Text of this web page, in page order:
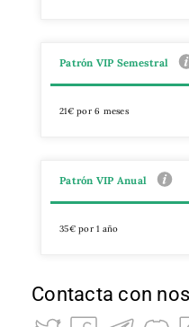
Patrón VIP Semestral
21€ por 6 meses
Patrón VIP Anual
35€ por 1 año
Contacta con